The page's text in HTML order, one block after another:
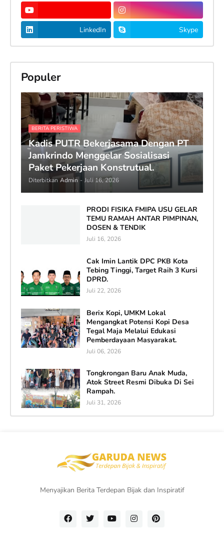
LinkedIn Skype
Populer
BERITA PERISTIWA
Kadis PUTR Bekerjasama Dengan PT
Jamkrindo Menggelar Sosialisasi
Paket Pekerjaan Konstrutual.
Diterbitkan Admin - Juli 16, 2026
PRODI FISIKA FMIPA USU GELAR
TEMU RAMAH ANTAR PIMPINAN,
DOSEN & TENDIK
Juli 16, 2026
Cak Imin Lantik DPC PKB Kota
Tebing Tinggi, Target Raih 3 Kursi
DPRD.
Juli 22, 2026
Berix Kopi, UMKM Lokal
Mengangkat Potensi Kopi Desa
Tegal Maja Melalui Edukasi
Pemberdayaan Masyarakat.
Juli 06, 2026
Tongkrongan Baru Anak Muda,
Atok Street Resmi Dibuka Di Sei
Rampah.
Juli 31, 2026
Menyajikan Berita Terdepan Bijak dan Inspiratif